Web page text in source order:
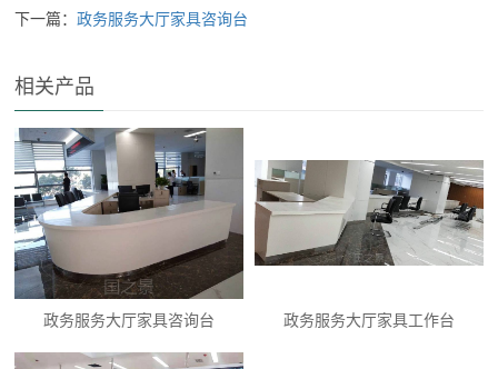
下一篇：政务服务大厅家具咨询台
相关产品
政务服务大厅家具咨询台 政务服务大厅家具工作台